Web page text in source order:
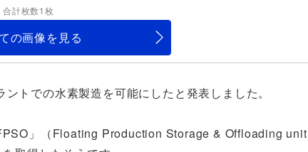
合計枚数1枚
の画像を見る
トでの水素製造を可能にしたと発表しました。
」（Floating Production Storage & Offloading